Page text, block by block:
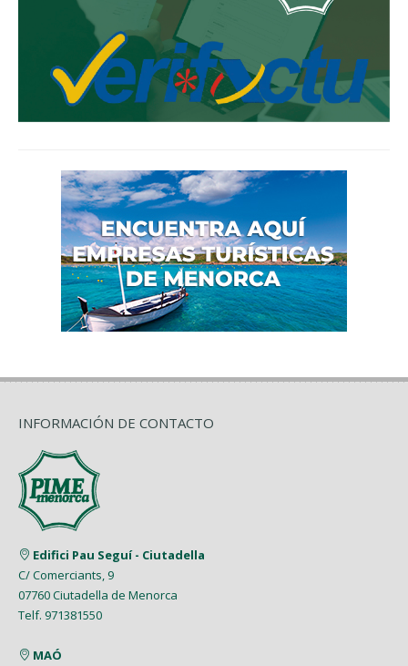
INFORMACIÓN DE CONTACTO
Edifici Pau Seguí - Ciutadella
C/ Comerciants, 9
07760 Ciutadella de Menorca
Telf. 971381550
MAÓ